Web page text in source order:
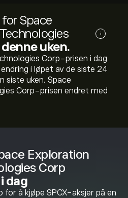
Exploration
Corp
i dag
å kjøpe SPCX-aksjer på en
Space
uken.
i
Corp-prisen i dag
endring i løpet av de siste 24
siste uken. Space
Corp-prisen endret med